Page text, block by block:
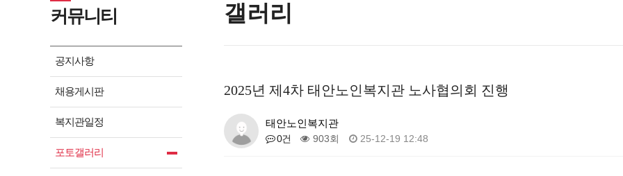
커뮤니티
공지사항
채용게시판
복지관일정
포토갤러리
갤러리
2025년 제4차 태안노인복지관 노사협의회 진행
태안노인복지관
0건 903회 25-12-19 12:48